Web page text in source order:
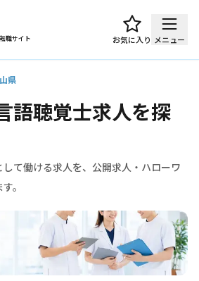
職サイト お気に入り メニュー
県
語聴覚士求人を探
て働ける求人を、公開求人・ハローワ
。